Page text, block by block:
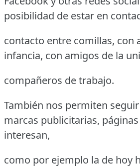
posibilidad de estar en
contacto entre comillas, con
infancia, con amigos de la
compañeros de trabajo.
También nos permiten
marcas publicitarias,
interesan,
como por ejemplo la de hoy